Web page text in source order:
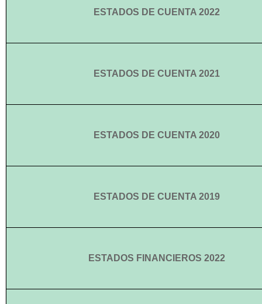
ESTADOS DE CUENTA 2022
ESTADOS DE CUENTA 2021
ESTADOS DE CUENTA 2020
ESTADOS DE CUENTA 2019
ESTADOS FINANCIEROS 2022